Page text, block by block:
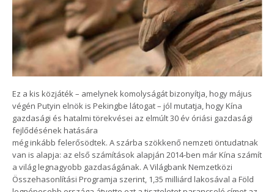
Ez a kis közjáték – amelynek komolyságát bizonyítja, hogy május
végén Putyin elnök is Pekingbe látogat – jól mutatja, hogy Kína
gazdasági és hatalmi törekvései az elmúlt 30 év óriási gazdasági
fejlődésének hatására
még inkább felerősödtek. A szárba szökkenő nemzeti öntudatnak
van is alapja: az első számítások alapján 2014-ben már Kína számít
a világ legnagyobb gazdaságának. A Világbank Nemzetközi
Összehasonlítási Programja szerint, 1,35 milliárd lakosával a Föld